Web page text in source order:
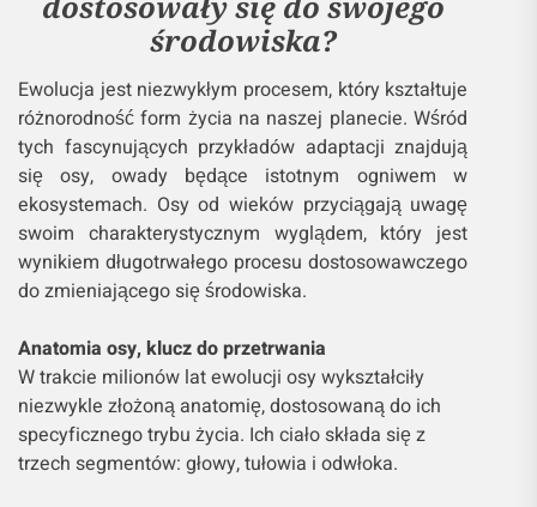
środowiska?
Ewolucja jest niezwykłym procesem, który kształtuje
różnorodność form życia na naszej planecie. Wśród
tych fascynujących przykładów adaptacji znajdują
się osy, owady będące istotnym ogniwem w
ekosystemach. Osy od wieków przyciągają uwagę
swoim charakterystycznym wyglądem, który jest
wynikiem długotrwałego procesu dostosowawczego
do zmieniającego się środowiska.
Anatomia osy, klucz do przetrwania
W trakcie milionów lat ewolucji osy wykształciły
niezwykle złożoną anatomię, dostosowaną do ich
specyficznego trybu życia. Ich ciało składa się z
trzech segmentów: głowy, tułowia i odwłoka.